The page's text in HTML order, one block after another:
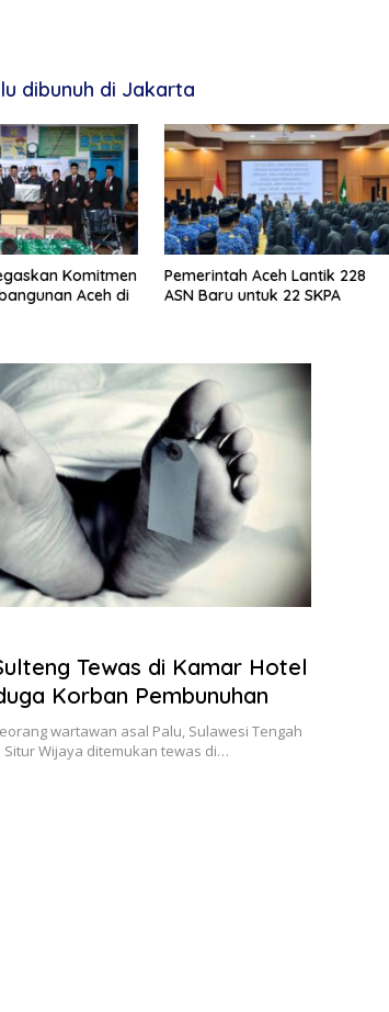
dibunuh di Jakarta
Komitmen
Aceh di
Pemerintah Aceh Lantik 228
ASN Baru untuk 22 SKPA
Tewas di Kamar Hotel
Korban Pembunuhan
wartawan asal Palu, Sulawesi Tengah
Situr Wijaya ditemukan tewas di…